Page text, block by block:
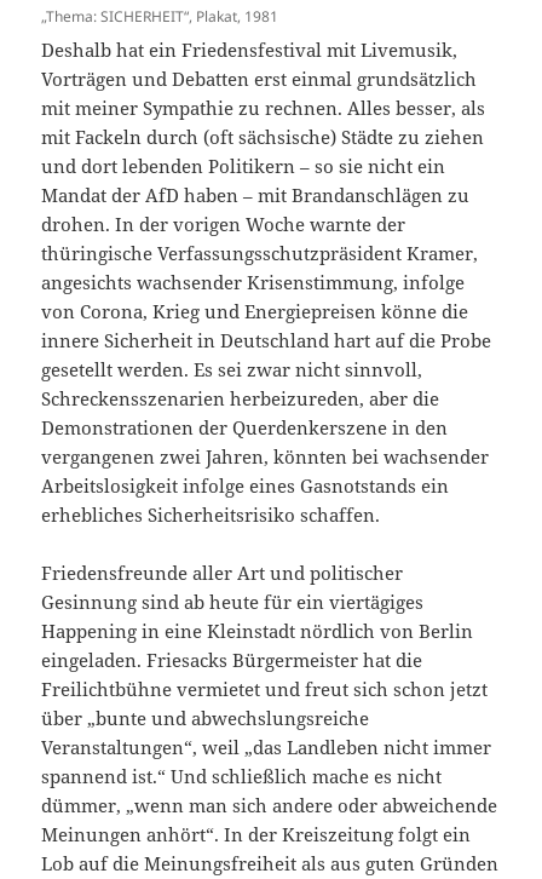
„Thema: SICHERHEIT“, Plakat, 1981
Deshalb hat ein Friedensfestival mit Livemusik,
Vorträgen und Debatten erst einmal grundsätzlich
mit meiner Sympathie zu rechnen. Alles besser, als
mit Fackeln durch (oft sächsische) Städte zu ziehen
und dort lebenden Politikern – so sie nicht ein
Mandat der AfD haben – mit Brandanschlägen zu
drohen. In der vorigen Woche warnte der
thüringische Verfassungsschutzpräsident Kramer,
angesichts wachsender Krisenstimmung, infolge
von Corona, Krieg und Energiepreisen könne die
innere Sicherheit in Deutschland hart auf die Probe
gesetellt werden. Es sei zwar nicht sinnvoll,
Schreckensszenarien herbeizureden, aber die
Demonstrationen der Querdenkerszene in den
vergangenen zwei Jahren, könnten bei wachsender
Arbeitslosigkeit infolge eines Gasnotstands ein
erhebliches Sicherheitsrisiko schaffen.
Friedensfreunde aller Art und politischer
Gesinnung sind ab heute für ein viertägiges
Happening in eine Kleinstadt nördlich von Berlin
eingeladen. Friesacks Bürgermeister hat die
Freilichtbühne vermietet und freut sich schon jetzt
über „bunte und abwechslungsreiche
Veranstaltungen“, weil „das Landleben nicht immer
spannend ist.“ Und schließlich mache es nicht
dümmer, „wenn man sich andere oder abweichende
Meinungen anhört“. In der Kreiszeitung folgt ein
Lob auf die Meinungsfreiheit als aus guten Gründen